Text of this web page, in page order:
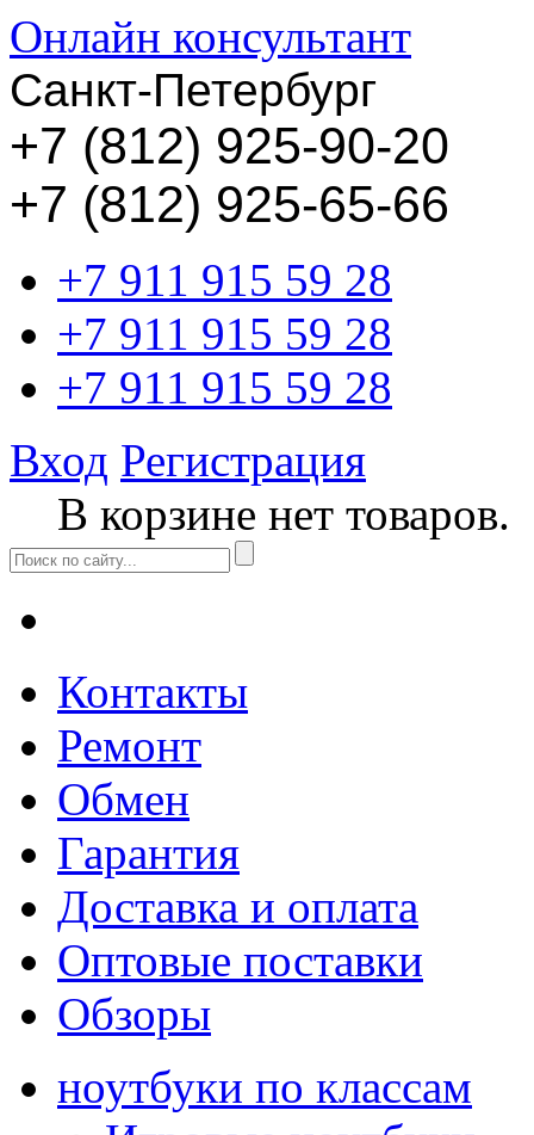
Онлайн консультант
Санкт-Петербург
+7 (812) 925-90-20
+7 (812) 925-65-66
+7 911 915 59 28
+7 911 915 59 28
+7 911 915 59 28
Вход Регистрация
В корзине нет товаров.
Контакты
Ремонт
Обмен
Гарантия
Доставка и оплата
Оптовые поставки
Обзоры
ноутбуки по классам